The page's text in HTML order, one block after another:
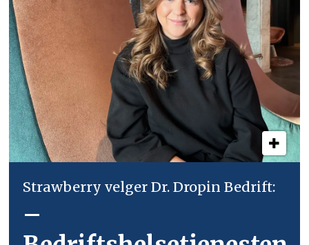
Strawberry velger Dr. Dropin Bedrift:
–